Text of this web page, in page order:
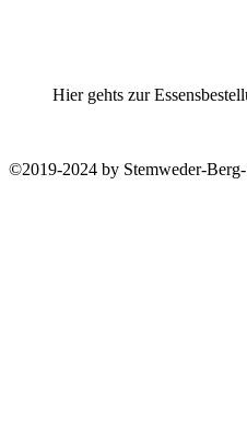
Hier gehts zur
©2019-2024 by Stemweder-